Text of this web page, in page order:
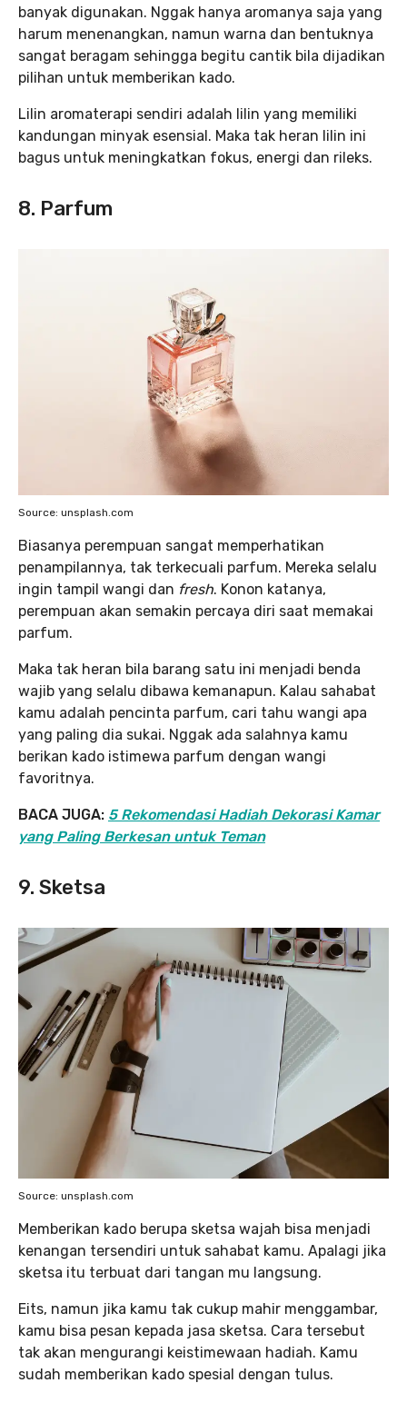
banyak digunakan. Nggak hanya aromanya saja yang
harum menenangkan, namun warna dan bentuknya
sangat beragam sehingga begitu cantik bila dijadikan
pilihan untuk memberikan kado.
Lilin aromaterapi sendiri adalah lilin yang memiliki
kandungan minyak esensial. Maka tak heran lilin ini
bagus untuk meningkatkan fokus, energi dan rileks.
8. Parfum
Source: unsplash.com
Biasanya perempuan sangat memperhatikan
penampilannya, tak terkecuali parfum. Mereka selalu
ingin tampil wangi dan fresh. Konon katanya,
perempuan akan semakin percaya diri saat memakai
parfum.
Maka tak heran bila barang satu ini menjadi benda
wajib yang selalu dibawa kemanapun. Kalau sahabat
kamu adalah pencinta parfum, cari tahu wangi apa
yang paling dia sukai. Nggak ada salahnya kamu
berikan kado istimewa parfum dengan wangi
favoritnya.
BACA JUGA: 5 Rekomendasi Hadiah Dekorasi Kamar
yang Paling Berkesan untuk Teman
9. Sketsa
Source: unsplash.com
Memberikan kado berupa sketsa wajah bisa menjadi
kenangan tersendiri untuk sahabat kamu. Apalagi jika
sketsa itu terbuat dari tangan mu langsung.
Eits, namun jika kamu tak cukup mahir menggambar,
kamu bisa pesan kepada jasa sketsa. Cara tersebut
tak akan mengurangi keistimewaan hadiah. Kamu
sudah memberikan kado spesial dengan tulus.